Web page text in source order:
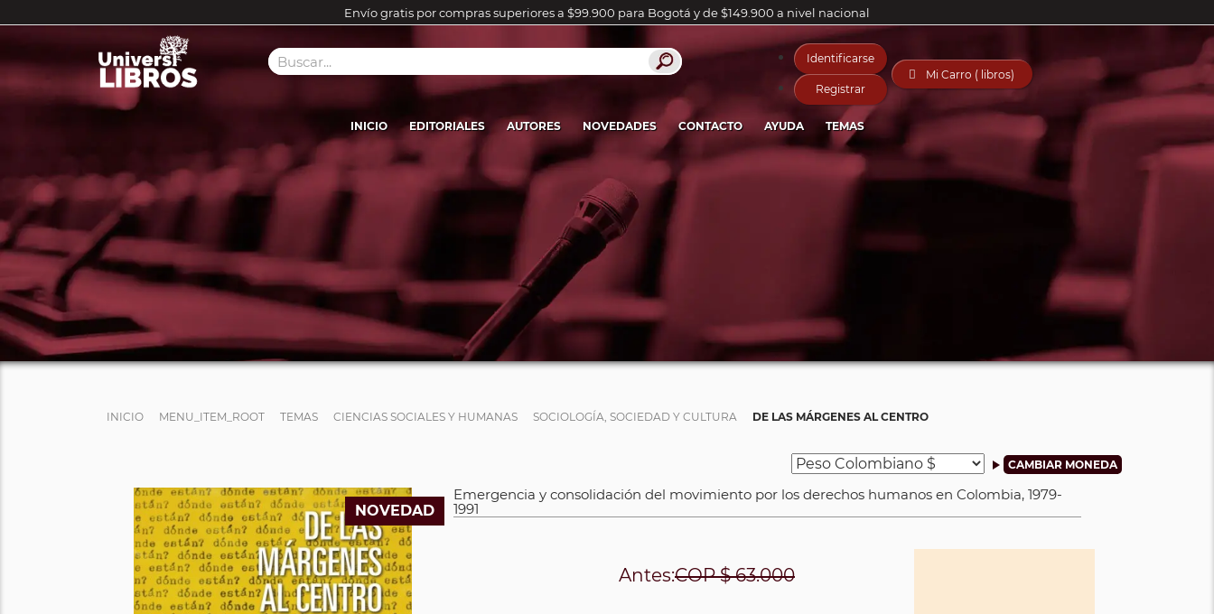
Envío gratis por compras superiores a $99.900 para Bogotá y de $149.900 a nivel nacional
Identificarse
Registrar
 Mi Carro ( libros)
INICIO EDITORIALES AUTORES NOVEDADES CONTACTO AYUDA TEMAS
INICIO MENU_ITEM_ROOT TEMAS CIENCIAS SOCIALES Y HUMANAS SOCIOLOGÍA, SOCIEDAD Y CULTURA DE LAS MÁRGENES AL CENTRO
NOVEDAD
Emergencia y consolidación del movimiento por los derechos humanos en Colombia, 1979-
1991
Antes:COP$ 63.000